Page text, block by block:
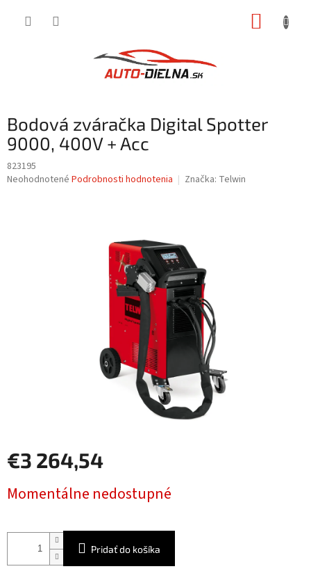
Bodová zváračka Digital Spotter
9000, 400V + Acc
823195
Priemerné
Neohodnotené Podrobnosti hodnotenia Značka: Telwin
€3 264,54
cena:
Momentálne nedostupné
Pridať do košíka